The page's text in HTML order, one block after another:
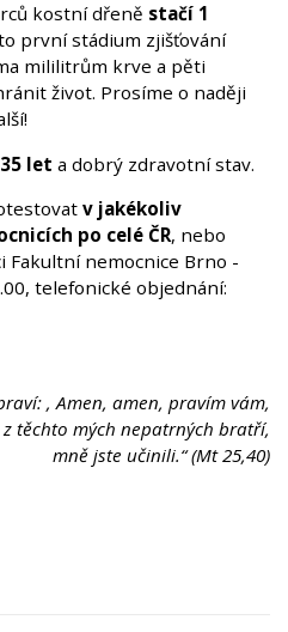
kostní dřeně stačí 1
to první stádium zjišťování
mililitrům krve a pěti
život. Prosíme o naději
let a dobrý zdravotní stav.
v jakékoliv
po celé ČR, nebo
nemocnice Brno -
telefonické objednání:
‚ Amen, amen, pravím vám,
těchto mých nepatrných bratří,
mně jste učinili.“ (Mt 25,40)